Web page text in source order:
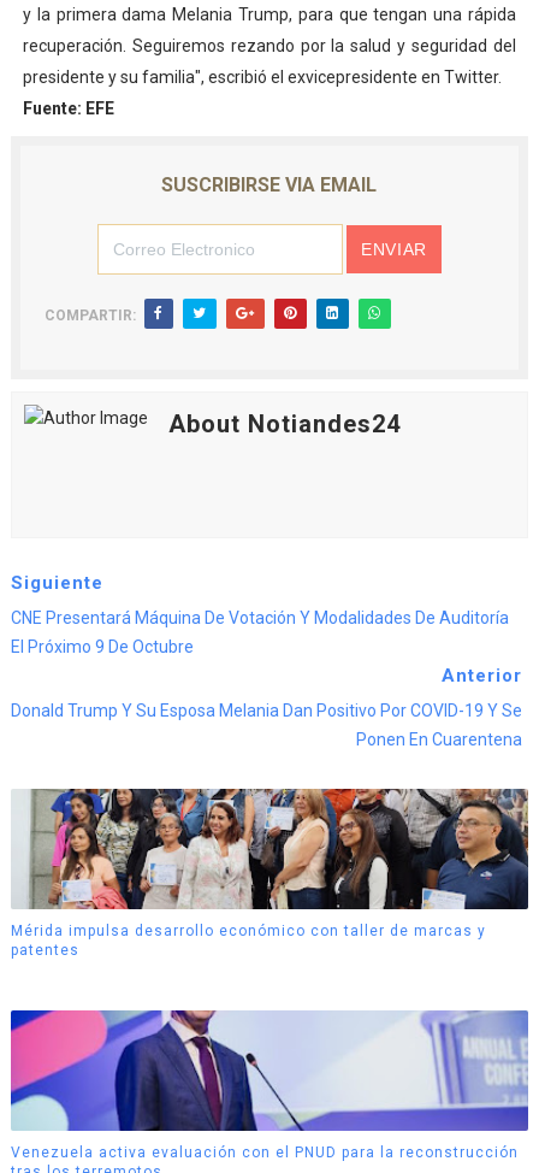
y la primera dama Melania Trump, para que tengan una rápida
recuperación. Seguiremos rezando por la salud y seguridad del
presidente y su familia", escribió el exvicepresidente en Twitter.
Fuente: EFE
SUSCRIBIRSE VIA EMAIL
COMPARTIR:
About Notiandes24
Siguiente
CNE Presentará Máquina De Votación Y Modalidades De Auditoría
El Próximo 9 De Octubre
Anterior
Donald Trump Y Su Esposa Melania Dan Positivo Por COVID-19 Y Se
Ponen En Cuarentena
Mérida impulsa desarrollo económico con taller de marcas y
patentes
Venezuela activa evaluación con el PNUD para la reconstrucción